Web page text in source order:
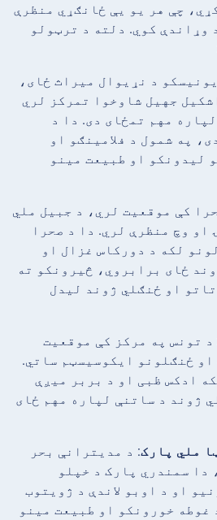
چې هر یو یې ځانګړي منظرې
وړاندې کوي. دلته د ترټولو
د نړیوال میراث ځای،
جهیل شاوخوا تمرکز لري
مهم تمځای دی. دا د
په شمول د فلامینګو او
لیدونکو او طبیعت مینو
کې موقعیت لري، د جبیل ملي
او وچ منظرې لري. دا د صحرا
لکه د دورکاس غزال او
ځای برابروي، څیرونکو ته
او ځنګلي ژوند لیدل
د تونس په مرکز کې موقعیت
ځنګلونو ایکوسیسټم ساتي.
ادکس ظبی او د بربر میږې
ژوند د ساتنې لپاره مهم ځای
ملي پارک: د مدیترانې بحر
دا سمندري پارک د خپلو
او د اوبو لاندې د ژویتوب
غوطه خورونکو او طبیعت مینو